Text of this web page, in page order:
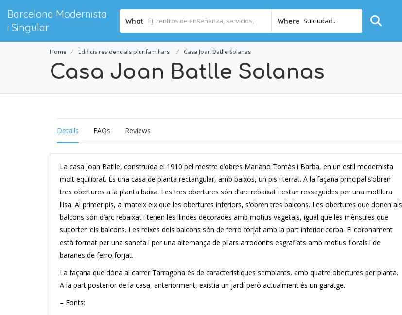
Barcelona Modernista
i Singular
What Where Su ciudad...
Home Edificis residencials plurifamiliars Casa Joan Batlle Solanas
Casa Joan Batlle Solanas
Details FAQs Reviews
La casa Joan Batlle, construïda el 1910 pel mestre d’obres Mariano Tomàs i Barba, en un estil modernista
molt equilibrat. És una casa de planta rectangular, amb baixos, un pis i terrat. A la façana principal s’obren
tres obertures a la planta baixa. Les tres obertures són d’arc rebaixat i estan resseguides per una motllura
llisa. Al primer pis, al mateix eix que les obertures inferiors, s’obren tres balcons. Les obertures que donen als
balcons són d’arc rebaixat i tenen les llindes decorades amb motius vegetals, igual que les mènsules que
suporten els balcons. Les reixes dels balcons són de ferro forjat amb la part inferior corba. El coronament
està format per una sanefa i per una alternança de pilars arrodonits esgrafiats amb motius florals i de
baranes de ferro forjat.
La façana que dóna al carrer Tarragona és de característiques semblants, amb quatre obertures per planta.
A la part posterior de la casa, anteriorment, existia un jardí però actualment és un garatge.
– Fonts: